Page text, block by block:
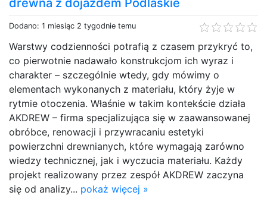
Dodano: 1 miesiąc 2 tygodnie temu
Warstwy codzienności potrafią z czasem przykryć to,
co pierwotnie nadawało konstrukcjom ich wyraz i
charakter – szczególnie wtedy, gdy mówimy o
elementach wykonanych z materiału, który żyje w
rytmie otoczenia. Właśnie w takim kontekście działa
AKDREW – firma specjalizująca się w zaawansowanej
obróbce, renowacji i przywracaniu estetyki
powierzchni drewnianych, które wymagają zarówno
wiedzy technicznej, jak i wyczucia materiału. Każdy
projekt realizowany przez zespół AKDREW zaczyna
się od analizy... pokaż więcej »